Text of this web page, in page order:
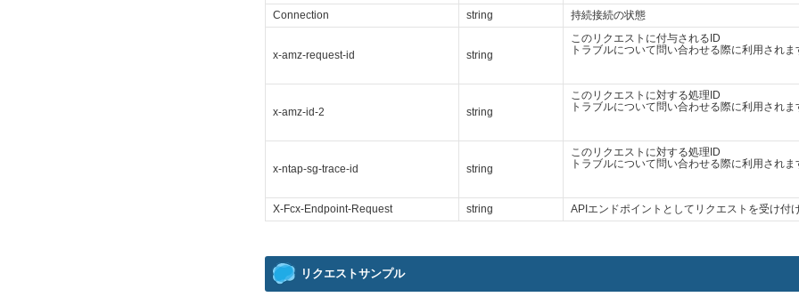
Connection string 持続接続の状態
x-amz-request-id string
このリクエストに付与されるID
トラブルについて問い合わせる際に利用されま
x-amz-id-2 string
このリクエストに対する処理ID
トラブルについて問い合わせる際に利用されま
x-ntap-sg-trace-id string
このリクエストに対する処理ID
トラブルについて問い合わせる際に利用されま
X-Fcx-Endpoint-Request string APIエンドポイントとしてリクエストを受け付
リクエストサンプル